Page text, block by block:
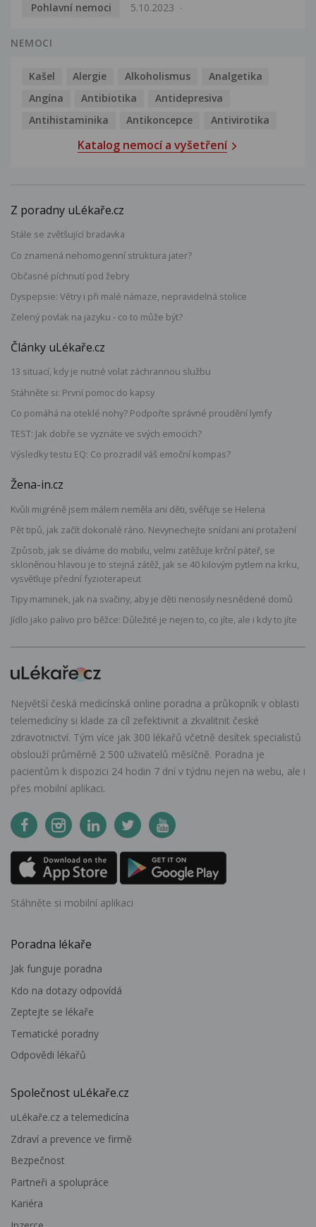
Pohlavní nemoci
5.10.2023
NEMOCI
Kašel Alergie Alkoholismus
Analgetika
Angína
Antibiotika
Antidepresiva
Antihistaminika
Antikoncepce Antivirotika
Katalog nemocí a vyšetření
Z poradny uLékaře.cz
Stále se zvětšující bradavka
Co znamená nehomogenní struktura jater?
Občasné píchnutí pod žebry
Dyspepsie: Větry i při malé námaze, nepravidelná stolice
Zelený povlak na jazyku - co to může být?
Články uLékaře.cz
13 situací, kdy je nutné volat záchrannou službu
Stáhněte si: První pomoc do kapsy
Co pomáhá na oteklé nohy? Podpořte správné proudění lymfy
TEST: Jak dobře se vyznáte ve svých emocích?
Výsledky testu EQ: Co prozradil váš emoční kompas?
Žena-in.cz
Kvůli migréně jsem málem neměla ani děti, svěřuje se Helena
Pět tipů, jak začít dokonalé ráno. Nevynechejte snídani ani protažení
Způsob, jak se díváme do mobilu, velmi zatěžuje krční páteř, se
skloněnou hlavou je to stejná zátěž, jak se 40 kilovým pytlem na krku,
vysvětluje přední fyzioterapeut
Tipy maminek, jak na svačiny, aby je děti nenosily nesnědené domů
Jídlo jako palivo pro běžce: Důležité je nejen to, co jíte, ale i kdy to jíte
Největší česká medicínská online poradna a průkopník v oblasti
telemedicíny si klade za cíl zefektivnit a zkvalitnit české
zdravotnictví. Tým více jak 300 lékařů včetně desítek specialistů
obslouží průměrně 2 500 uživatelů měsíčně. Poradna je
pacientům k dispozici 24 hodin 7 dní v týdnu nejen na webu, ale i
přes mobilní aplikaci.
Stáhněte si mobilní aplikaci
Poradna lékaře
Jak funguje poradna
Kdo na dotazy odpovídá
Zeptejte se lékaře
Tematické poradny
Odpovědi lékařů
Společnost uLékaře.cz
uLékaře.cz a telemedicína
Zdraví a prevence ve firmě
Bezpečnost
Partneři a spolupráce
Kariéra